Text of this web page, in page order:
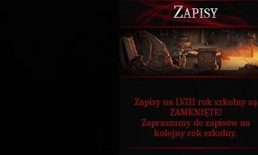
Zapisy
Zapisy na LVIII rok szkolny są
ZAMKNIĘTE!
Zapraszamy do zapisów na
kolejny rok szkolny.